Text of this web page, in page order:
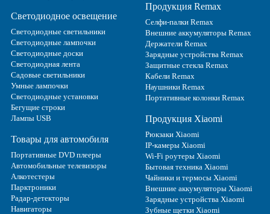
Светодиодное освещение
Светодиодные светильники
Светодиодные лампочки
Светодиодные доски
Светодиодная лента
Садовые светильники
Умные лампочки
Светодиодные установки
Бегущие строки
Лампы USB
Товары для автомобиля
Портативные DVD плееры
Автомобильные телевизоры
Алкотестеры
Парктроники
Радар-детекторы
Навигаторы
Продукция Remax
Селфи-палки Remax
Внешние аккумуляторы Remax
Держатели Remax
Зарядные устройства Remax
Защитные стекла Remax
Кабели Remax
Наушники Remax
Портативные колонки Remax
Продукция Xiaomi
Рюкзаки Xiaomi
IP-камеры Xiaomi
Wi-Fi роутеры Xiaomi
Бытовая техника Xiaomi
Чайники и термосы Xiaomi
Внешние аккумуляторы Xiaomi
Зарядные устройства Xiaomi
Зубные щетки Xiaomi